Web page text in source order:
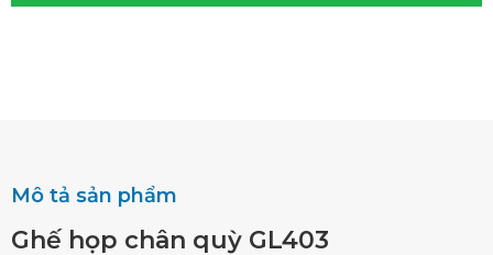
Mô tả sản phẩm
Ghế họp chân quỳ GL403